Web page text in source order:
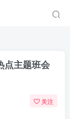
点主题班会
关注